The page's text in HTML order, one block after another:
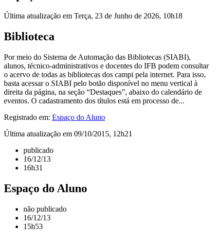
Última atualização em Terça, 23 de Junho de 2026, 10h18
Biblioteca
Por meio do Sistema de Automação das Bibliotecas (SIABI),
alunos, técnico-administrativos e docentes do IFB podem consultar
o acervo de todas as bibliotecas dos campi pela internet. Para isso,
basta acessar o SIABI pelo botão disponível no menu vertical à
direita da página, na seção “Destaques”, abaixo do calendário de
eventos. O cadastramento dos títulos está em processo de...
Registrado em: Espaço do Aluno
Última atualização em 09/10/2015, 12h21
publicado
16/12/13
16h31
Espaço do Aluno
não publicado
16/12/13
15h53